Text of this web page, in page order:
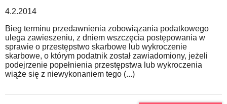
4.2.2014
Bieg terminu przedawnienia zobowiązania podatkowego
ulega zawieszeniu, z dniem wszczęcia postępowania w
sprawie o przestępstwo skarbowe lub wykroczenie
skarbowe, o którym podatnik został zawiadomiony, jeżeli
podejrzenie popełnienia przestępstwa lub wykroczenia
wiąże się z niewykonaniem tego (...)